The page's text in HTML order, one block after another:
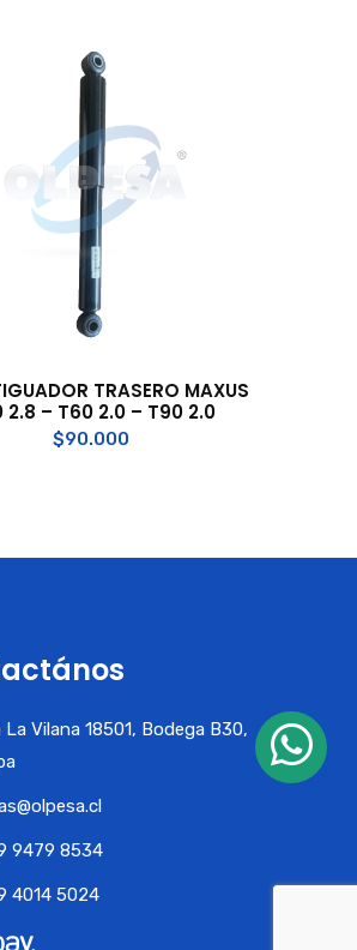
TRASERO MAXUS
2.8 – T60 2.0 – T90 2.0
$90.000
La Vilana 18501, Bodega B30,
9479 8534
4014 5024